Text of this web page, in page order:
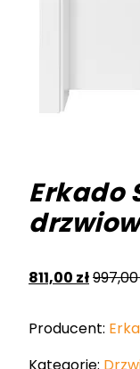
Erkado
811,00 zł
Producent:
Kategorie: